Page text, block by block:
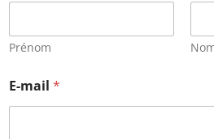
Prénom
E-mail *